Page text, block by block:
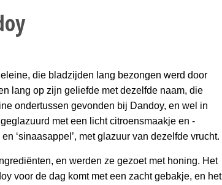
die bladzijden lang bezongen werd door
lang op zijn geliefde met dezelfde naam, die
ondertussen gevonden bij Dandoy, en wel in
met een licht citroensmaakje en -
‘sinaasappel’, met glazuur van dezelfde vrucht.
en werden ze gezoet met honing. Het
voor de dag komt met een zacht gebakje, en het